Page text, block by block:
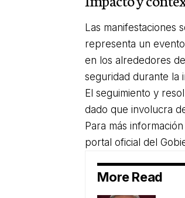
Las manifestaciones
representa un
en los alrededores
seguridad durante la
El seguimiento y
dado que involucra
Para más
portal oficial del
More Read